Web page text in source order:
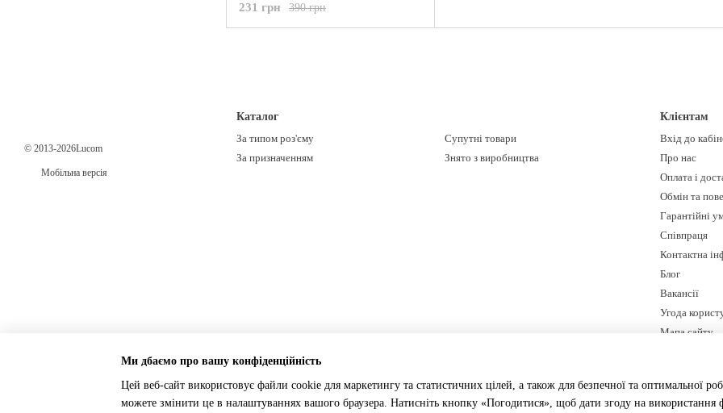
D=4.0mm390 грн
231 грн
© 2013-2026Lucom
Мобільна версія
Каталог
За типом роз'єму
За призначенням
Супутні товари
Знято з виробництва
Клієнтам
Вхід до
Про нас
Оплата і
Обмін та
Гарантійні
Співпраця
Контактна
Блог
Вакансії
Угода
Мапа сайту
Ми дбаємо про вашу конфіденційність
Цей веб-сайт використовує файли cookie для маркетингу та статистичних цілей, а також для безпечної та оптимальної
можете змінити це в налаштуваннях вашого браузера. Натисніть кнопку «Погодитися», щоб дати згоду на використання